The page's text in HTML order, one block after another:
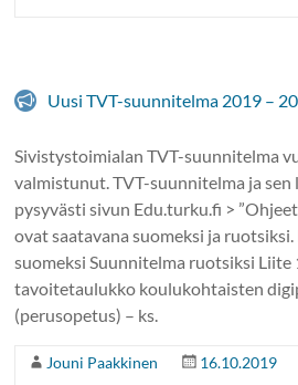
Uusi TVT-suunnitelma 2019 –
Sivistystoimialan TVT-suunnitelma
valmistunut. TVT-suunnitelma ja
pysyvästi sivun Edu.turku.fi >
ovat saatavana suomeksi ja
suomeksi Suunnitelma ruotsiksi
tavoitetaulukko koulukohtaisten
(perusopetus) – ks.
Jouni Paakkinen 16.10.2019